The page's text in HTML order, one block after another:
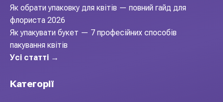
Як обрати упаковку для квітів — повний гайд для
флориста 2026
Як упакувати букет — 7 професійних способів
пакування квітів
Усі статті →
Категорії